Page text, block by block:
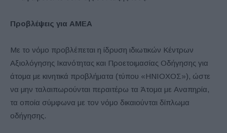
Προβλέψεις για ΑΜΕΑ
Με το νόμο προβλέπεται η ίδρυση ιδιωτικών Κέντρων
Αξιολόγησης Ικανότητας και Προετοιμασίας Οδήγησης για
άτομα με κινητικά προβλήματα (τύπου «ΗΝΙΟΧΟΣ»), ώστε
να μην ταλαιπωρούνται περαιτέρω τα Άτομα με Αναπηρία,
τα οποία σύμφωνα με τον νόμο δικαιούνται δίπλωμα
οδήγησης.